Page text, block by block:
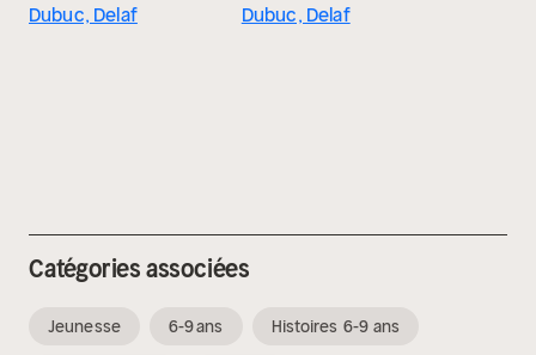
Dubuc, Delaf
Dubuc, Delaf
Catégories associées
Jeunesse 6-9 ans Histoires 6-9 ans